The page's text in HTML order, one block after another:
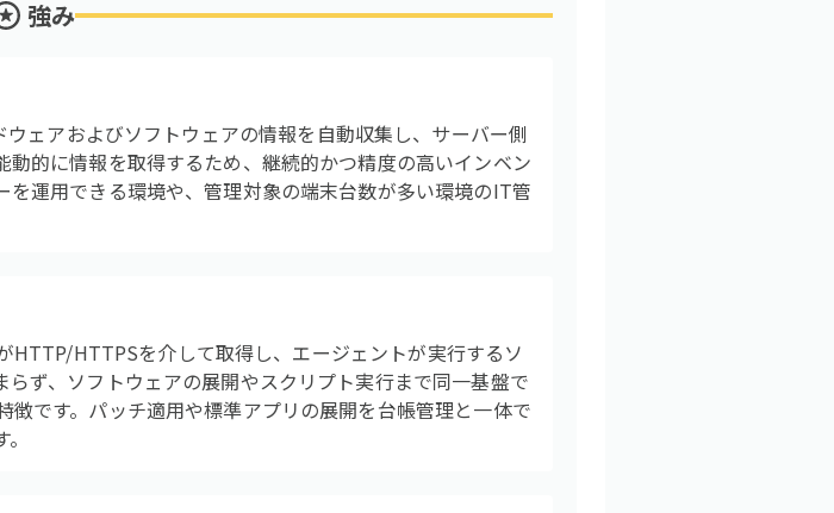
強み
ェアおよびソフトウェアの情報を自動収集し、サーバー側
的に情報を取得するため、継続的かつ精度の高いインベン
を運用できる環境や、管理対象の端末台数が多い環境のIT管
HTTPSを介して取得し、エージェントが実行するソ
ず、ソフトウェアの展開やスクリプト実行まで同一基盤で
です。パッチ適用や標準アプリの展開を台帳管理と一体で